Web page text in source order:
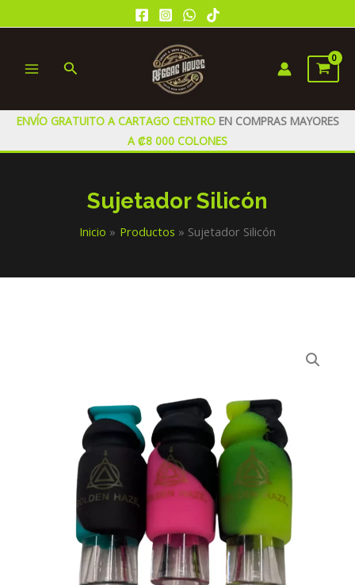
al
MENU
Buscar
ENVÍO GRATUITO A CARTAGO CENTRO EN COMPRAS MAYORES
A ₡8 000 COLONES
Sujetador Silicón
Inicio Productos Sujetador Silicón